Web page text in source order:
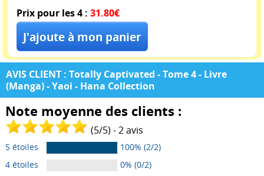
Prix pour les 4 : 31.80€
AVIS CLIENT : Totally Captivated - Tome 4 - Livre
(Manga) - Yaoi - Hana Collection
Note moyenne des clients :
(5/5) -2avis
5 étoiles
100% (2/2)
4 étoiles
0% (0/2)